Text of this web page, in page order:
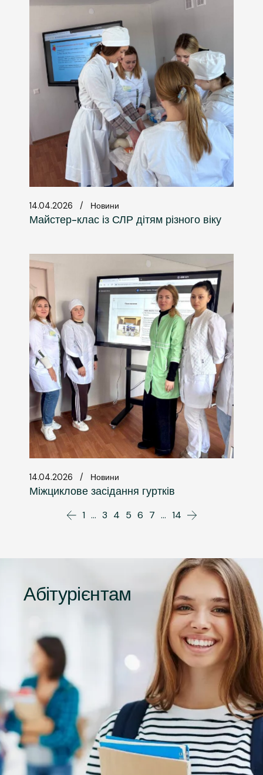
14.04.2026 Новини
Майстер-клас із СЛР дітям різного віку
14.04.2026 Новини
Міжциклове засідання гуртків
1 … 3 4 5 6 7 … 14
Абітурієнтам